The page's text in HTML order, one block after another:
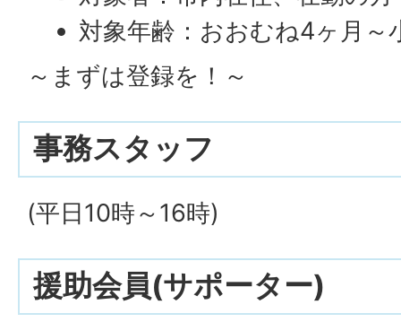
対象年齢：おおむね4ヶ月～
～まずは登録を！～
事務スタッフ
(平日10時～16時)
援助会員(サポーター)